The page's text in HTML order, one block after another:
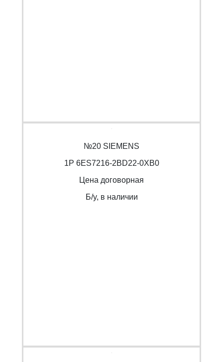
№20 SIEMENS
1P 6ES7216-2BD22-0XB0
Цена договорная
Б/y, в наличии